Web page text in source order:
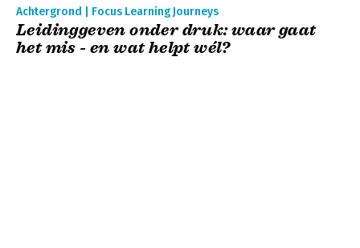
Achtergrond | Focus Learning Journeys
Leidinggeven onder druk: waar gaat
het mis - en wat helpt wél?